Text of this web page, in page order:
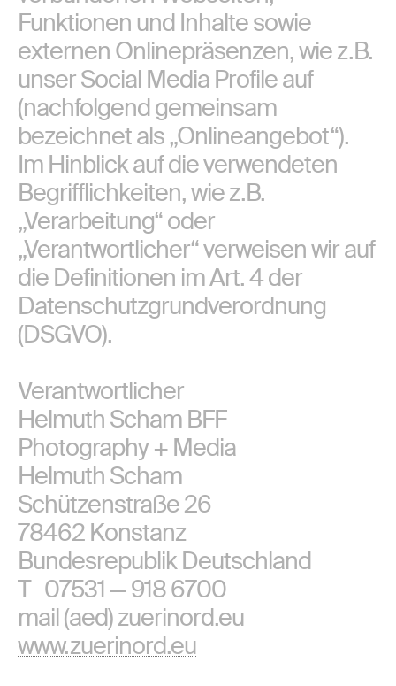
Funktionen und Inhalte sowie
externen Onlinepräsenzen, wie z.B.
unser Social Media Profile auf
(nachfolgend gemeinsam
bezeichnet als „Onlineangebot“).
Im Hinblick auf die verwendeten
Begrifflichkeiten, wie z.B.
„Verarbeitung“ oder
„Verantwortlicher“ verweisen wir auf
die Definitionen im Art. 4 der
Datenschutzgrundverordnung
(DSGVO).
Verantwortlicher
Helmuth Scham BFF
Photography + Media
Helmuth Scham
Schützenstraße 26
78462 Konstanz
Bundesrepublik Deutschland
T 07531 — 918 6700
mail (aed) zuerinord.eu
www.zuerinord.eu